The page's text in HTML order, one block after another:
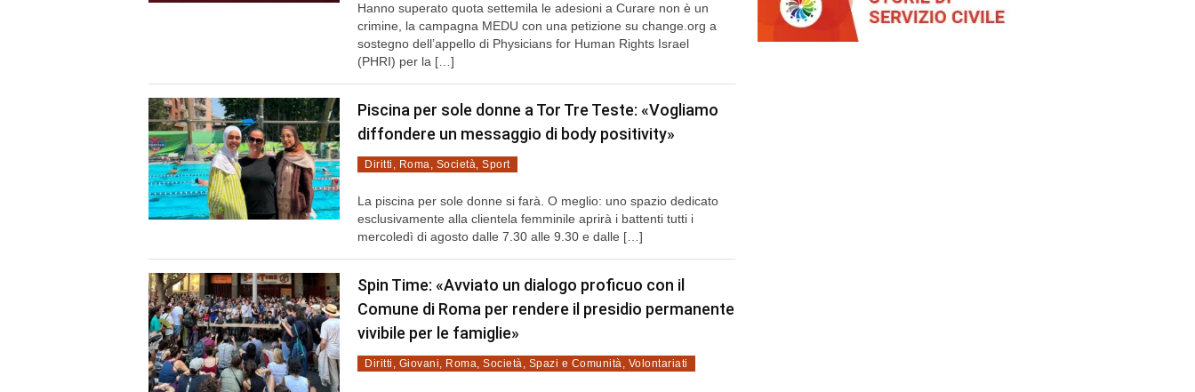
Hanno superato quota settemila le adesioni a Curare non è un
crimine, la campagna MEDU con una petizione su change.org a
sostegno dell’appello di Physicians for Human Rights Israel
(PHRI) per la […]
Piscina per sole donne a Tor Tre Teste: «Vogliamo
diffondere un messaggio di body positivity»
Diritti , Roma, Società, Sport
La piscina per sole donne si farà. O meglio: uno spazio dedicato
esclusivamente alla clientela femminile aprirà i battenti tutti i
mercoledì di agosto dalle 7.30 alle 9.30 e dalle […]
Spin Time: «Avviato un dialogo proficuo con il
Comune di Roma per rendere il presidio permanente
vivibile per le famiglie»
Diritti , Giovani, Roma, Società, Spazi e Comunità, Volontariati